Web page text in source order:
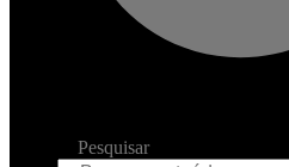
Pesquisar